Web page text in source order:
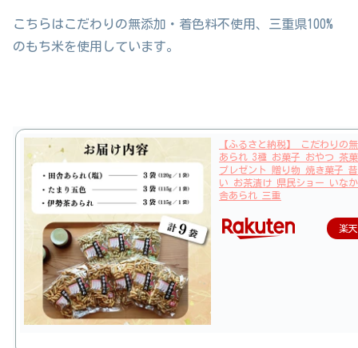
こちらはこだわりの無添加・着色料不使用、三重県100%
のもち米を使用しています。
【ふるさと納税】 こだわりの
あられ 3種 お菓子 おやつ 茶
プレゼント 贈り物 焼き菓子
い お茶漬け 県民ショー いな
舎あられ 三重
楽